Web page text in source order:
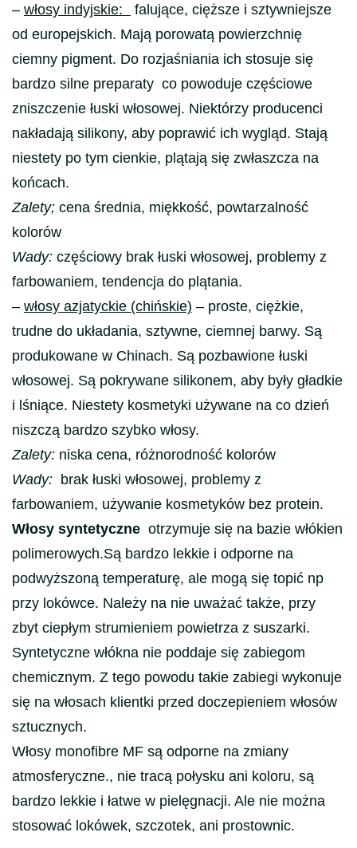
– włosy indyjskie:
falujące, cięższe i sztywniejsze
od europejskich. Mają porowatą powierzchnię
ciemny pigment. Do rozjaśniania ich stosuje się
bardzo silne preparaty co powoduje częściowe
zniszczenie łuski włosowej. Niektórzy producenci
nakładają silikony, aby poprawić ich wygląd. Stają
niestety po tym cienkie, plątają się zwłaszcza na
końcach.
Zalety; cena średnia, miękkość, powtarzalność
kolorów
Wady: częściowy brak łuski włosowej, problemy z
farbowaniem, tendencja do plątania.
– włosy azjatyckie (chińskie) – proste, ciężkie,
trudne do układania, sztywne, ciemnej barwy. Są
produkowane w Chinach. Są pozbawione łuski
włosowej. Są pokrywane silikonem, aby były gładkie
i lśniące. Niestety kosmetyki używane na co dzień
niszczą bardzo szybko włosy.
Zalety: niska cena, różnorodność kolorów
Wady: brak łuski włosowej, problemy z
farbowaniem, używanie kosmetyków bez protein.
Włosy syntetyczne otrzymuje się na bazie włókien
polimerowych.Są bardzo lekkie i odporne na
podwyższoną temperaturę, ale mogą się topić np
przy lokówce. Należy na nie uważać także, przy
zbyt ciepłym strumieniem powietrza z suszarki.
Syntetyczne włókna nie poddaje się zabiegom
chemicznym. Z tego powodu takie zabiegi wykonuje
się na włosach klientki przed doczepieniem włosów
sztucznych.
Włosy monofibre MF są odporne na zmiany
atmosferyczne., nie tracą połysku ani koloru, są
bardzo lekkie i łatwe w pielęgnacji. Ale nie można
stosować lokówek, szczotek, ani prostownic.